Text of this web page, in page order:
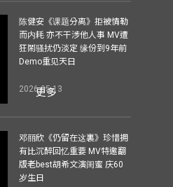
陈健安《课题分离》拒被情勒
而内耗 亦不干涉他人事 MV遭
狂鬧骚扰仍淡定 缘份到9年前
Demo重见天日
2026-05-13
更多
邓丽欣《仍留在这裏》珍惜拥
有比沉醉回忆重要 MV特邀翻
版老best胡希文演闺蜜 庆60
岁生日